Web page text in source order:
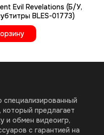
Evil Revelations (Б/У,
BLES-01773)
специализированный
который предлагает
и обмен видеоигр,
с гарантией на